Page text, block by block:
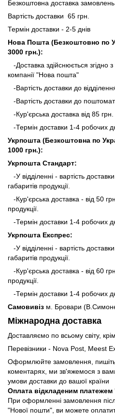
Безкоштовна доставка замовлень
Вартість доставки 65 грн.
Термін доставки - 2-5 днів
Нова Пошта (Безкоштовно по
3000 грн.):
-Доставка здійснюється згідно
компанії "Нова пошта"
-Вартість доставки до
-Вартість доставки до
-Кур'єрська доставка від 85 грн.
-Термін доставки 1-4 робочих
Укрпошта (Безкоштовна по
1000 грн.):
Укрпошта Стандарт:
-У відділенні - вартість
габаритів продукції.
-Кур'єрська доставка - від 50
продукції.
-Термін доставки 1-4 робочих
Укрпошта Експрес:
-У відділенні - вартість
габаритів продукції.
-Кур'єрська доставка - від 60
продукції.
-Термін доставки 1-4 робочих
Самовивіз м. Бровари
Міжнародна доставка
Доставляємо по всьому світу,
Перевізники - Nova Post, Meest
Оформлюйте замовлення, пишіть
коментарях, ми зв'яжемося з
умови доставки до вашої країни
Оплата відкладеним
При оформленні замовлення
"Нової пошти", ви можете